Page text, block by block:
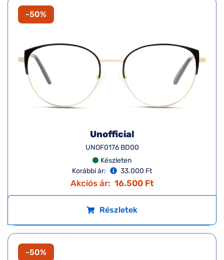
-50%
Unofficial
UNOF0176 BD00
Készleten
Korábbi ár:
33.000 Ft
Akciós ár: 16.500 Ft
Részletek
-50%